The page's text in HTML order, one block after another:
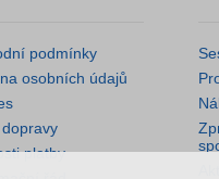
podmínky
osobních údajů
platby